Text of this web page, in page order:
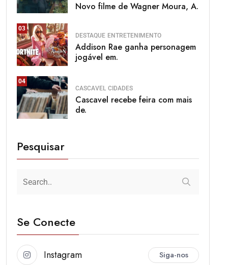
Novo filme de Wagner Moura, A.
03
DESTAQUE ENTRETENIMENTO
Addison Rae ganha personagem
jogável em.
04
CASCAVEL CIDADES
Cascavel recebe feira com mais
de.
Pesquisar
Se Conecte
Instagram Siga-nos